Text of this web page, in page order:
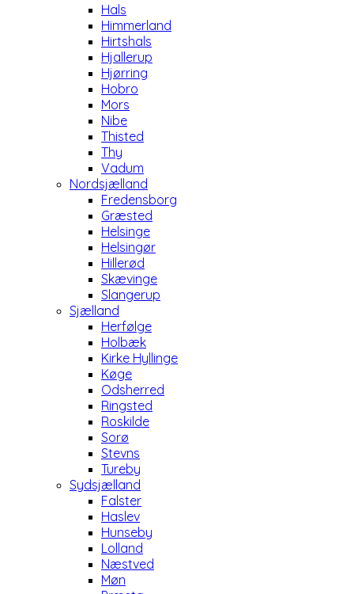
Hals
Himmerland
Hirtshals
Hjallerup
Hjørring
Hobro
Mors
Nibe
Thisted
Thy
Vadum
Nordsjælland
Fredensborg
Græsted
Helsinge
Helsingør
Hillerød
Skævinge
Slangerup
Sjælland
Herfølge
Holbæk
Kirke Hyllinge
Køge
Odsherred
Ringsted
Roskilde
Sorø
Stevns
Tureby
Sydsjælland
Falster
Haslev
Hunseby
Lolland
Næstved
Møn